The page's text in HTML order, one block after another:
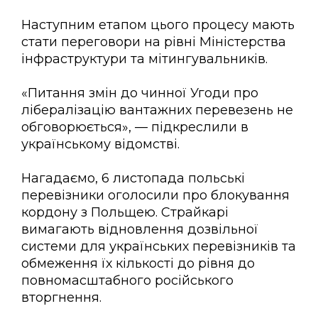
Наступним етапом цього процесу мають
стати переговори на рівні Міністерства
інфраструктури та мітингувальників.
«Питання змін до чинної Угоди про
лібералізацію вантажних перевезень не
обговорюється», — підкреслили в
українському відомстві.
Нагадаємо, 6 листопада польські
перевізники оголосили про блокування
кордону з Польщею. Страйкарі
вимагають відновлення дозвільної
системи для українських перевізників та
обмеження їх кількості до рівня до
повномасштабного російського
вторгнення.